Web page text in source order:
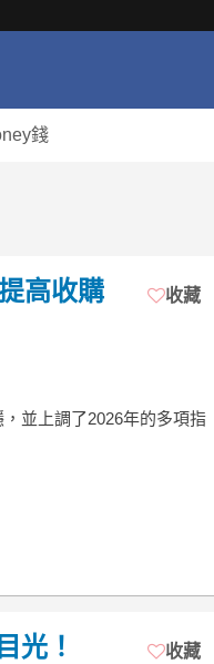
錢
高收購
收藏
並上調了2026年的多項指
光！ 收藏